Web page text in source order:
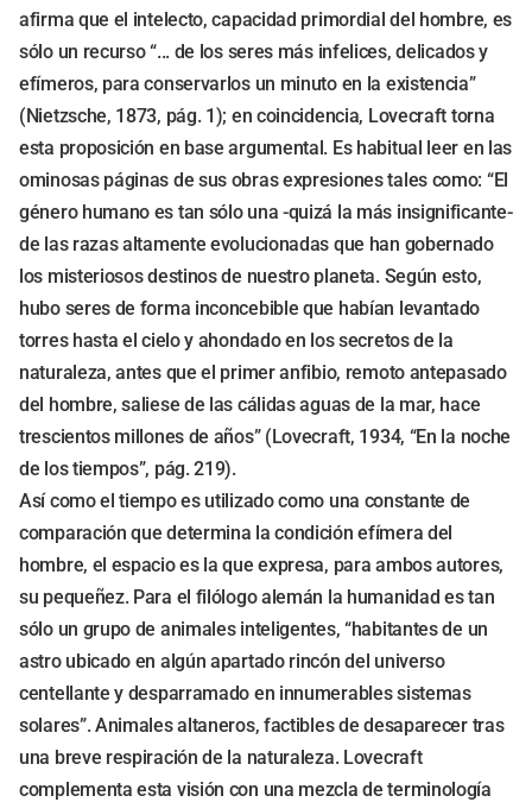
afirma que el intelecto, capacidad primordial del hombre, es
sólo un recurso “... de los seres más infelices, delicados y
efímeros, para conservarlos un minuto en la existencia”
(Nietzsche, 1873, pág. 1); en coincidencia, Lovecraft torna
esta proposición en base argumental. Es habitual leer en las
ominosas páginas de sus obras expresiones tales como: “El
género humano es tan sólo una -quizá la más insignificante-
de las razas altamente evolucionadas que han gobernado
los misteriosos destinos de nuestro planeta. Según esto,
hubo seres de forma inconcebible que habían levantado
torres hasta el cielo y ahondado en los secretos de la
naturaleza, antes que el primer anfibio, remoto antepasado
del hombre, saliese de las cálidas aguas de la mar, hace
trescientos millones de años” (Lovecraft, 1934, “En la noche
de los tiempos”, pág. 219).
Así como el tiempo es utilizado como una constante de
comparación que determina la condición efímera del
hombre, el espacio es la que expresa, para ambos autores,
su pequeñez. Para el filólogo alemán la humanidad es tan
sólo un grupo de animales inteligentes, “habitantes de un
astro ubicado en algún apartado rincón del universo
centellante y desparramado en innumerables sistemas
solares”. Animales altaneros, factibles de desaparecer tras
una breve respiración de la naturaleza. Lovecraft
complementa esta visión con una mezcla de terminología